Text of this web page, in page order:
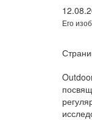
Его